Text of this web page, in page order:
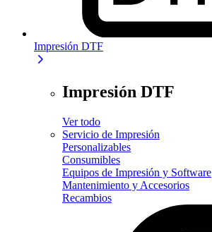
Impresión DTF
Impresión DTF
Ver todo
Servicio de Impresión
Personalizables
Consumibles
Equipos de Impresión y Software
Mantenimiento y Accesorios
Recambios